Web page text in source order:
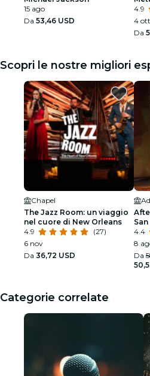
15 ago
Da 53,46 USD
4.9
4
Da
Scopri le nostre migliori
Chapel
The Jazz Room: un viaggio
nel cuore di New Orleans
4.9
(27)
6 nov
Da 36,72 USD
4.4
8
Da
Categorie correlate